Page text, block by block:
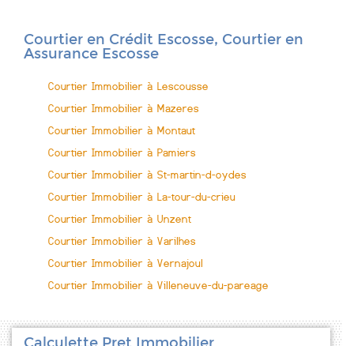
Courtier en Crédit Escosse, Courtier en
Assurance Escosse
Courtier Immobilier à Lescousse
Courtier Immobilier à Mazeres
Courtier Immobilier à Montaut
Courtier Immobilier à Pamiers
Courtier Immobilier à St-martin-d-oydes
Courtier Immobilier à La-tour-du-crieu
Courtier Immobilier à Unzent
Courtier Immobilier à Varilhes
Courtier Immobilier à Vernajoul
Courtier Immobilier à Villeneuve-du-pareage